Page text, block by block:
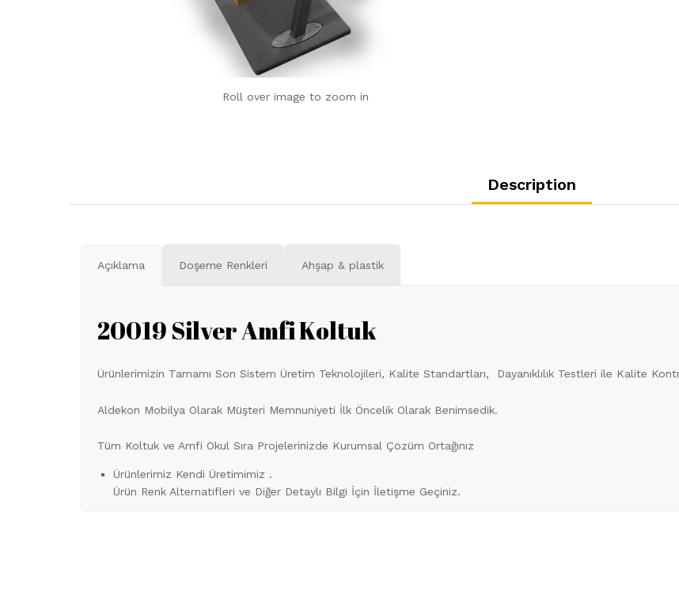
Roll over image to zoom in
Description
Açıklama Doşeme Renkleri Ahşap & plastik
20019 Silver Amfi Koltuk
Ürünlerimizin Tamamı Son Sistem Üretim Teknolojileri, Kalite Standartları, Dayanıklılık Testleri ile Kalite
Aldekon Mobilya Olarak Müşteri Memnuniyeti İlk Öncelik Olarak Benimsedik.
Tüm Koltuk ve Amfi Okul Sıra Projelerinizde Kurumsal Çözüm Ortağınız
Ürünlerimiz Kendi Üretimimiz .
Ürün Renk Alternatifleri ve Diğer Detaylı Bilgi İçin İletişme Geçiniz.